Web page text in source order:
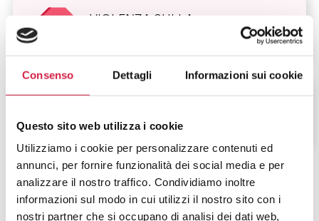
Consenso Dettagli Informazioni sui cookie
Questo sito web utilizza i cookie
Utilizziamo i cookie per personalizzare contenuti ed
annunci, per fornire funzionalità dei social media e per
analizzare il nostro traffico. Condividiamo inoltre
informazioni sul modo in cui utilizzi il nostro sito con i
nostri partner che si occupano di analisi dei dati web,
VIOLENZA SULLA